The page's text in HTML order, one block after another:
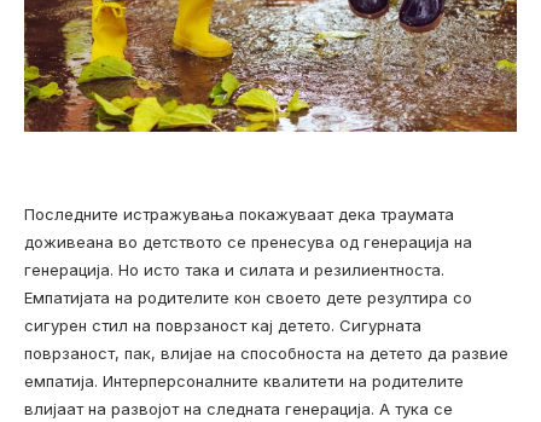
Последните истражувања покажуваат дека траумата
доживеана во детството се пренесува од генерација на
генерација. Но исто така и силата и резилиентноста.
Емпатијата на родителите кон своето дете резултира со
сигурен стил на поврзаност кај детето. Сигурната
поврзаност, пак, влијае на способноста на детето да развие
емпатија. Интерперсоналните квалитети на родителите
влијаат на развојот на следната генерација. А тука се